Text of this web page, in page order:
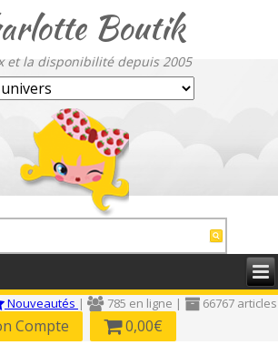
Boutik
et la disponibilité depuis 2005
Nouveautés | 785 en ligne |
66767 articles
Compte 0,00€